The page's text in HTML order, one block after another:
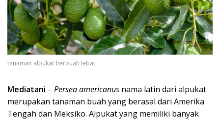
tanaman alpukat berbuah lebat
Mediatani – Persea americanus nama latin dari alpukat
merupakan tanaman buah yang berasal dari Amerika
Tengah dan Meksiko. Alpukat yang memiliki banyak